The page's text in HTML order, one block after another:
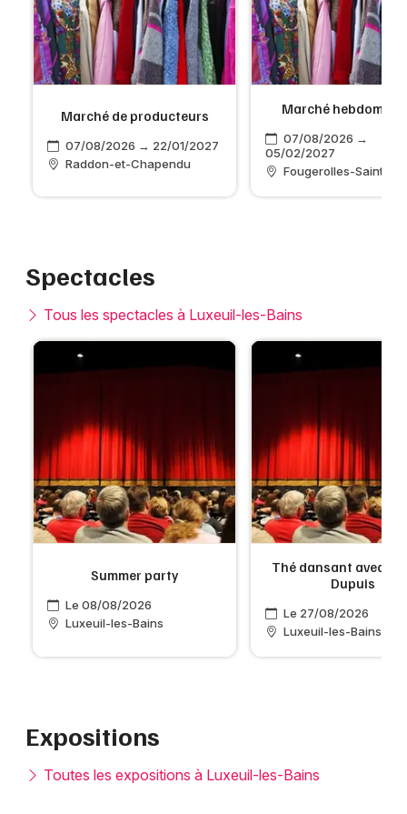
Marché de producteurs
07/08/2026 → 22/01/2027
Raddon-et-Chapendu
Marché
07/08/2026 →
05/02/2027
Fougerolles-Saint-
Spectacles
Tous les spectacles à Luxeuil-les-Bains
Summer party
Le 08/08/2026
Luxeuil-les-Bains
Thé dansant avec
Dupuis
Le 27/08/2026
Luxeuil-les-Bains
Expositions
Toutes les expositions à Luxeuil-les-Bains